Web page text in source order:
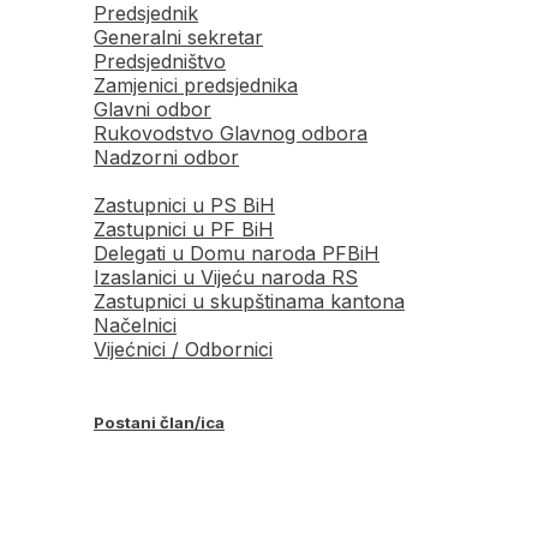
Predsjednik
Generalni sekretar
Predsjedništvo
Zamjenici predsjednika
Glavni odbor
Rukovodstvo Glavnog odbora
Nadzorni odbor
Zastupnici u PS BiH
Zastupnici u PF BiH
Delegati u Domu naroda PFBiH
Izaslanici u Vijeću naroda RS
Zastupnici u skupštinama kantona
Načelnici
Vijećnici / Odbornici
Postani član/ica